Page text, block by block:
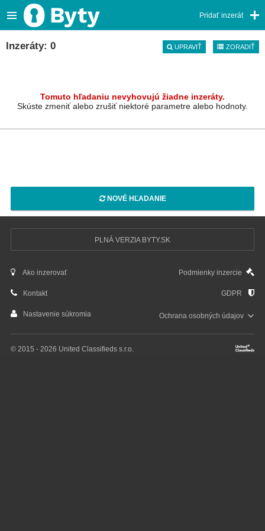
Pridať inzerát
Inzeráty: 0 UPRAVIŤ ZORADIŤ
Tomuto hľadaniu nevyhovujú žiadne inzeráty.
Skúste zmeniť alebo zrušiť niektoré parametre alebo hodnoty.
NOVÉ HĽADANIE
PLNÁ VERZIA BYTY.SK
Ako inzerovať Podmienky inzercie
Kontakt GDPR
Nastavenie súkromia Ochrana osobnýchúdajov
© 2015 - 2026 United Classifieds s.r.o.